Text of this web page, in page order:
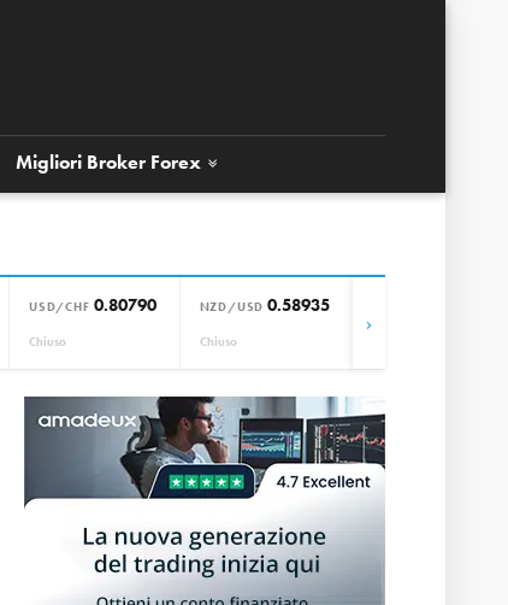
Migliori Broker Forex
USD/CHF 0.80790
Chiuso
NZD/USD 0.58935
Chiuso
›